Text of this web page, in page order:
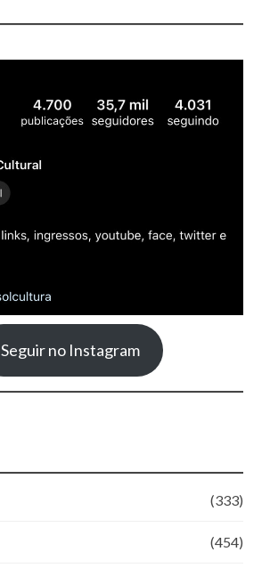
Seguir no Instagram
(333)
(454)